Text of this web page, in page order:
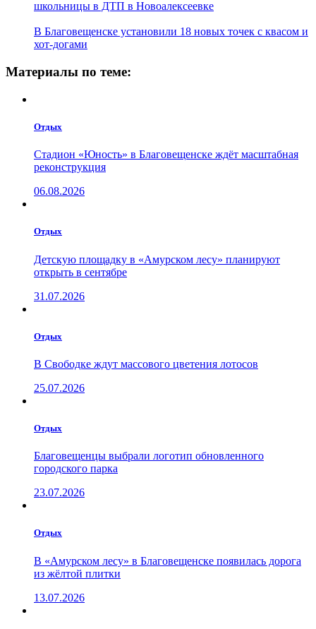
школьницы в ДТП в Новоалексеевке
В Благовещенске установили 18 новых точек с квасом и
хот-догами
Материалы по теме:
Отдых
Стадион «Юность» в Благовещенске ждёт масштабная
реконструкция
06.08.2026
Отдых
Детскую площадку в «Амурском лесу» планируют
открыть в сентябре
31.07.2026
Отдых
В Свободке ждут массового цветения лотосов
25.07.2026
Отдых
Благовещенцы выбрали логотип обновленного
городского парка
23.07.2026
Отдых
В «Амурском лесу» в Благовещенске появилась дорога
из жёлтой плитки
13.07.2026